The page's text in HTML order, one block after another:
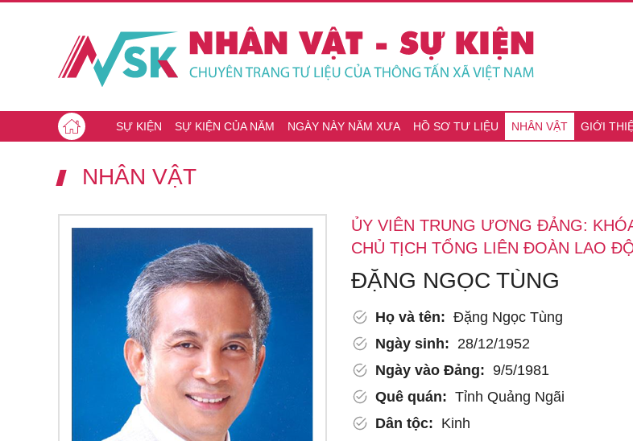
SỰ KIỆN SỰ KIỆN CỦA NĂM NGÀY NÀY NĂM XƯA HỒ SƠ TƯ LIỆU NHÂN VẬT GIỚI
NHÂN VẬT
ỦY VIÊN TRUNG ƯƠNG ĐẢNG:
CHỦ TỊCH TỔNG LIÊN ĐOÀN LAO
ĐẶNG NGỌC TÙNG
Họ và tên: Đặng Ngọc Tùng
Ngày sinh: 28/12/1952
Ngày vào Đảng: 9/5/1981
Quê quán: Tỉnh Quảng Ngãi
Dân tộc: Kinh